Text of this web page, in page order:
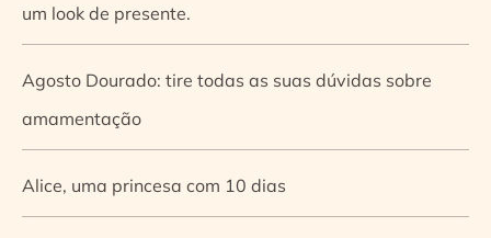
um look de presente.
Agosto Dourado: tire todas as suas dúvidas sobre
amamentação
Alice, uma princesa com 10 dias